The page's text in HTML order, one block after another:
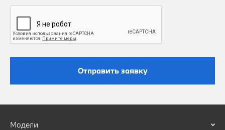
Отправить заявку
Модели